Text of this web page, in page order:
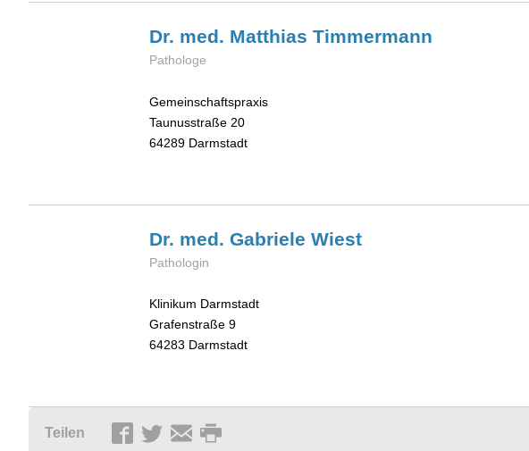
Dr. med. Matthias Timmermann
Pathologe
Gemeinschaftspraxis
Taunusstraße 20
64289 Darmstadt
Dr. med. Gabriele Wiest
Pathologin
Klinikum Darmstadt
Grafenstraße 9
64283 Darmstadt
Teilen